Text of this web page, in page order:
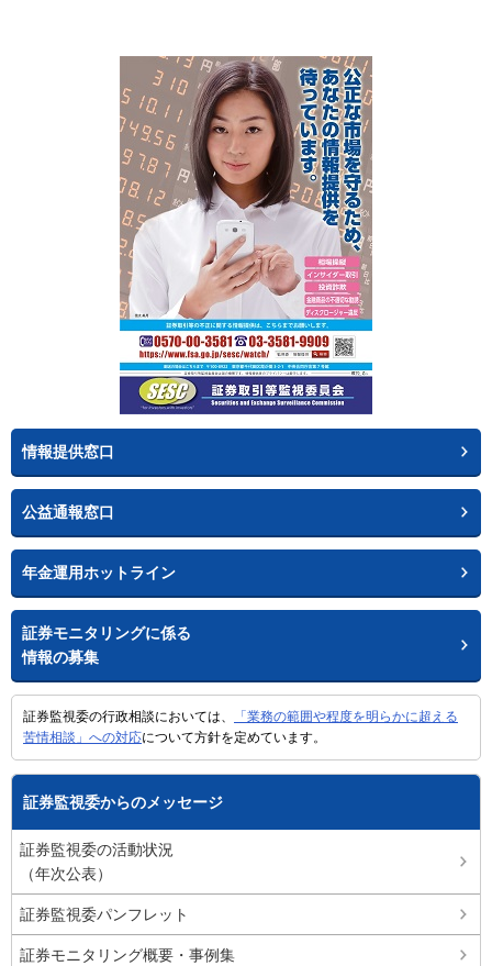
情報提供窓口
公益通報窓口
年金運用ホットライン
証券モニタリングに係る
情報の募集
証券監視委の行政相談においては、
「業務の範囲や程度を明らかに超える
苦情相談」への対応について方針を定めています。
証券監視委からのメッセージ
証券監視委の活動状況
（年次公表）
証券監視委パンフレット
証券モニタリング概要・事例集